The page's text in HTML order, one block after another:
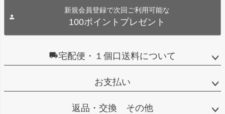
新規会員登録で次回ご利用可能な
100ポイントプレゼント
宅配便・１個口送料について
お支払い
返品・交換 その他